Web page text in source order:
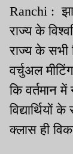
Ranchi :
राज्य के
राज्य के सभी
वर्चुअल
कि वर्तमान
क्लास ही